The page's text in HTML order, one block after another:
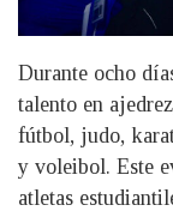
Durante ocho
talento en
fútbol, judo,
y voleibol. Este
atletas